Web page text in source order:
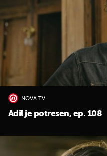
NOVA TV
Adil je potresen, ep. 108